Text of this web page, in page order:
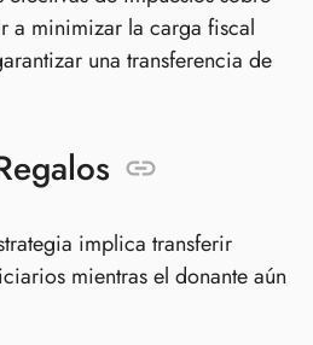
a minimizar la carga fiscal
una transferencia de
implica transferir
mientras el donante aún